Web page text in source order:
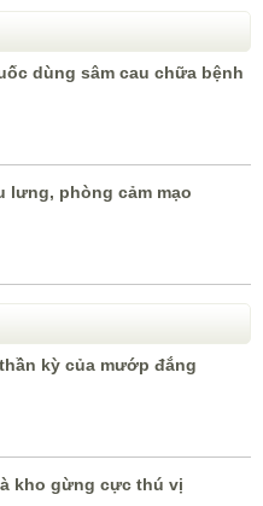
dùng sâm cau chữa bệnh
lưng, phòng cảm mạo
kỳ của mướp đắng
kho gừng cực thú vị